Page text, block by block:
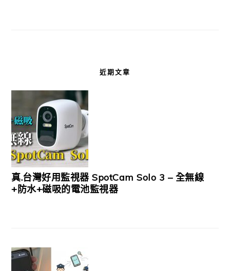
近期文章
真.台灣好用監視器 SpotCam Solo 3 – 全無線
+防水+磁吸的電池監視器